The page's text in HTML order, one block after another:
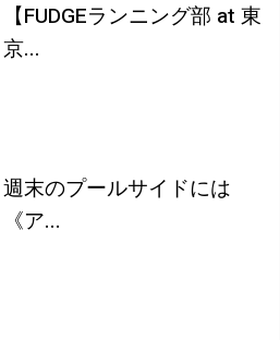
【FUDGEランニング部 at 東
京...
週末のプールサイドには
《ア...